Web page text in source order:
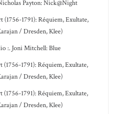
Payton: Nick@Night
1791): Réquiem, Exultate,
/ Dresden, Klee)
:. Joni Mitchell: Blue
1791): Réquiem, Exultate,
/ Dresden, Klee)
1791): Réquiem, Exultate,
/ Dresden, Klee)